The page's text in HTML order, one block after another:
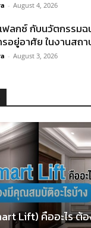
- August 4, 2026
ฟลกซ์ กับนวัตกรรม
อยู่อาศัย ในงานสถา
- August 3, 2026
Lift) คืออะไร